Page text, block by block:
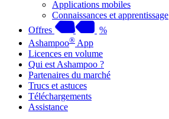
Applications mobiles
Connaissances et apprentissage
Offres
%
Ashampoo® App
Licences en volume
Qui est Ashampoo ?
Partenaires du marché
Trucs et astuces
Téléchargements
Assistance